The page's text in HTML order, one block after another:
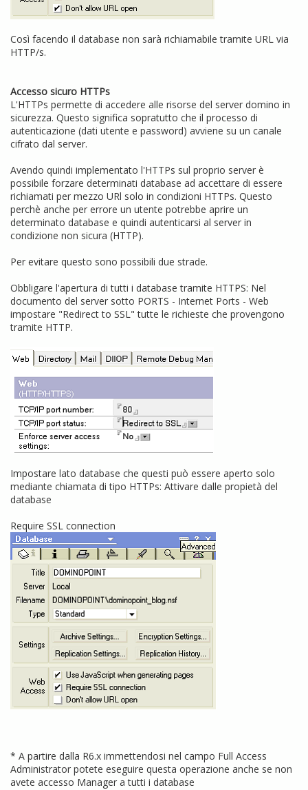
Così facendo il database non sarà richiamabile tramite URL via
HTTP/s.
Accesso sicuro HTTPs
L'HTTPs permette di accedere alle risorse del server domino in
sicurezza. Questo significa sopratutto che il processo di
autenticazione (dati utente e password) avviene su un canale
cifrato dal server.
Avendo quindi implementato l'HTTPs sul proprio server è
possibile forzare determinati database ad accettare di essere
richiamati per mezzo URl solo in condizioni HTTPs. Questo
perchè anche per errore un utente potrebbe aprire un
determinato database e quindi autenticarsi al server in
condizione non sicura (HTTP).
Per evitare questo sono possibili due strade.
Obbligare l'apertura di tutti i database tramite HTTPS: Nel
documento del server sotto PORTS - Internet Ports - Web
impostare "Redirect to SSL" tutte le richieste che provengono
tramite HTTP.
Impostare lato database che questi può essere aperto solo
mediante chiamata di tipo HTTPs: Attivare dalle propietà del
database
Require SSL connection
* A partire dalla R6.x immettendosi nel campo Full Access
Administrator potete eseguire questa operazione anche se non
avete accesso Manager a tutti i database